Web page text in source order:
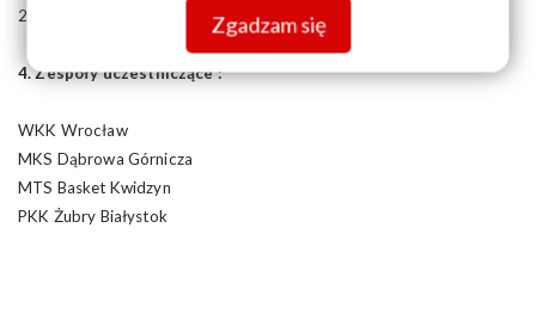
Zgadzam się
26-28 kwietnia 2014 r. ( sobota – poniedziałek )
4. Zespoły uczestniczące :
WKK Wrocław
MKS Dąbrowa Górnicza
MTS Basket Kwidzyn
PKK Żubry Białystok